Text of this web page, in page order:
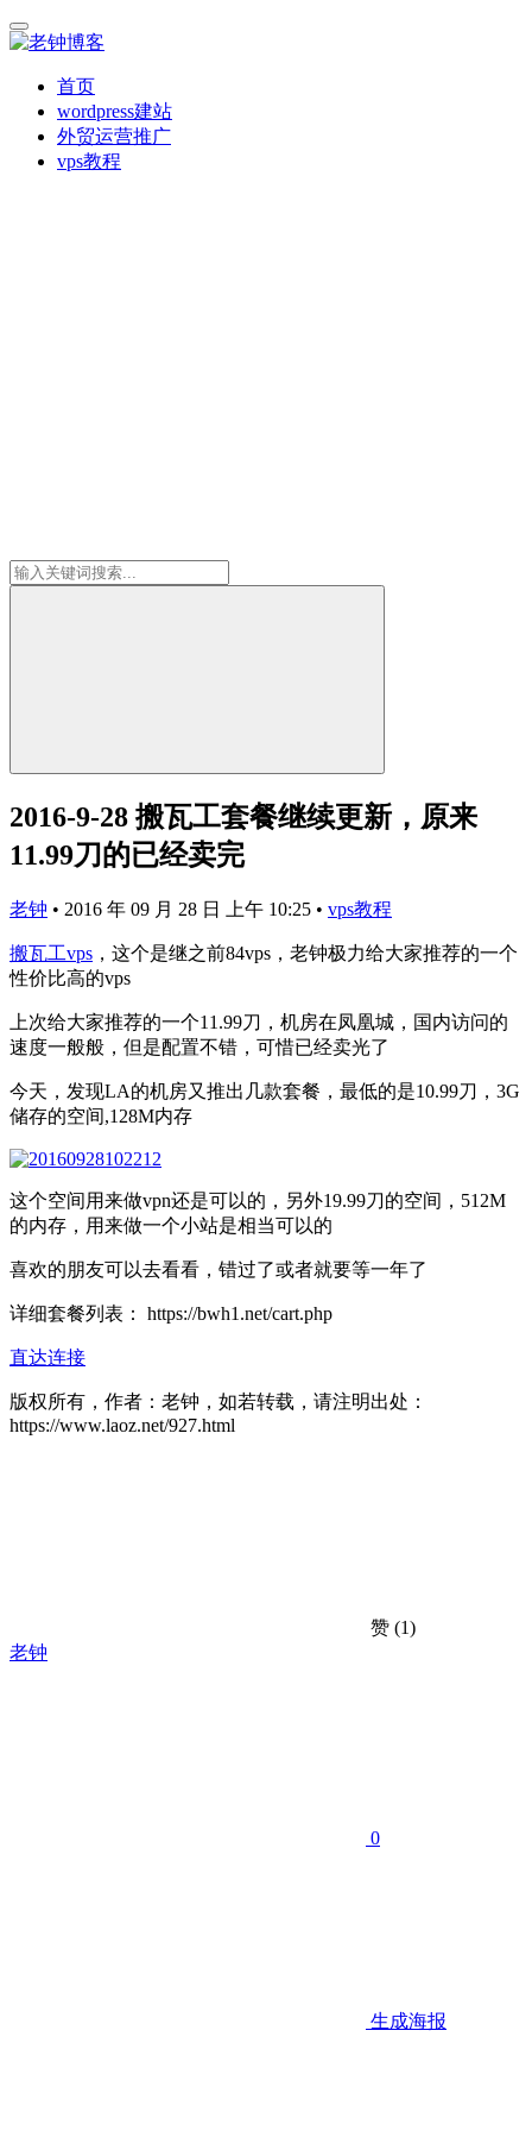
首页
wordpress建站
外贸运营推广
vps教程
2016-9-28 搬瓦工套餐继续更新，原来
11.99刀的已经卖完
老钟 • 2016 年 09 月 28 日 上午 10:25 • vps教程
搬瓦工vps ，这个是继之前84vps，老钟极力给大家推荐的一个
性价比高的vps
上次给大家推荐的一个11.99刀，机房在凤凰城，国内访问的
速度一般般，但是配置不错，可惜已经卖光了
今天，发现LA的机房又推出几款套餐，最低的是10.99刀，3G
储存的空间,128M内存
这个空间用来做vpn还是可以的，另外19.99刀的空间，512M
的内存，用来做一个小站是相当可以的
喜欢的朋友可以去看看，错过了或者就要等一年了
详细套餐列表： https://bwh1.net/cart.php
直达连接
版权所有，作者：老钟，如若转载，请注明出处：
https://www.laoz.net/927.html
赞 (1)
老钟
0
生成海报